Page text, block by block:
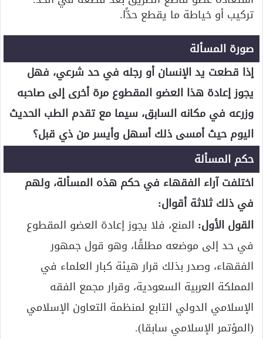
تركيب أو خياطة ما يقطع حدًّا.
صورة المسألة
إذا قطعت يد الإنسان أو رجله في حد شرعي، فهل
يجوز إعادة هذا العضو المقطوع مرة أخرى إلى صاحبه
وزرعه في مكانه السابق، سيما مع تقدم الطب الحديث
اليوم حيث أمسى ذلك أسهل وأيسر من ذي قبل؟
حكم المسألة
اختلفت آراء الفقهاء في حكم هذه المسألة، ولهم
في ذلك ثلاثة أقوال:
القول الأول: المنع، فلا يجوز إعادة العضو المقطوع
في حد إلى موضعه مطلقًا، وهو قول جمهور
الفقهاء، وصدر بذلك قرار هيئة كبار العلماء في
المملكة العربية السعودية، وقرار مجمع الفقه
الإسلامي الدولي التابع لمنظمة التعاون الإسلامي
(المؤتمر الإسلامي سابقا).